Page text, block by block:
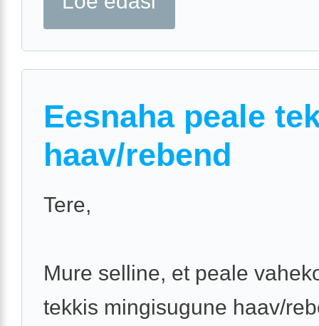
Eesnaha peale
haav/rebend
Tere,
Mure selline, et peale
tekkis mingisugune haav/